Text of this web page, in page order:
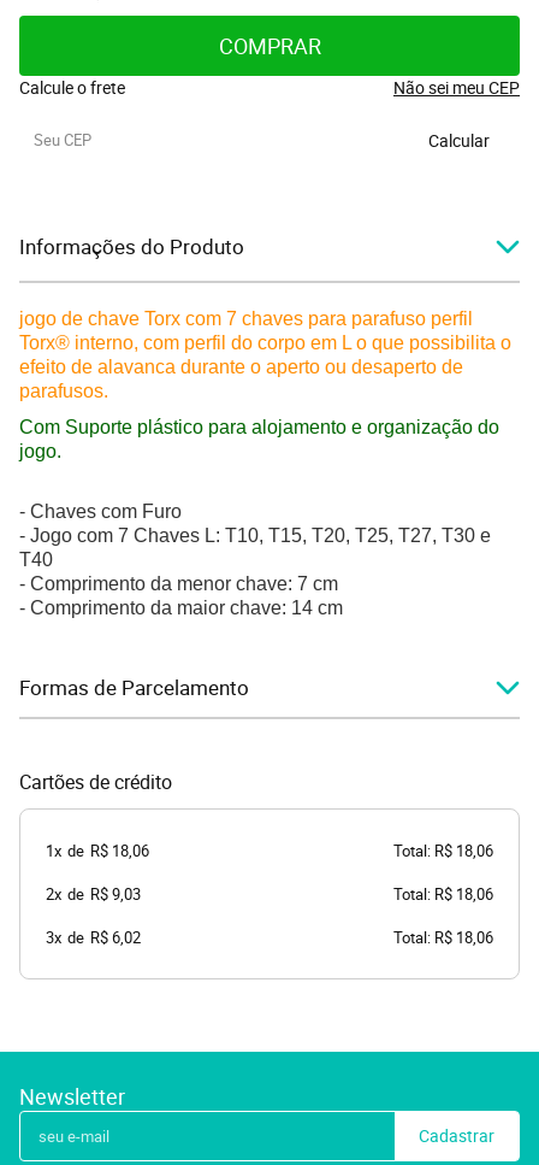
COMPRAR
Calcule o frete Não sei meu CEP
Calcular
Informações do Produto
jogo de chave Torx com 7 chaves para parafuso perfil
Torx® interno, com perfil do corpo em L o que possibilita o
efeito de alavanca durante o aperto ou desaperto de
parafusos.
Com Suporte plástico para alojamento e organização do
jogo.
- Chaves com Furo
- Jogo com 7 Chaves L: T10, T15, T20, T25, T27, T30 e
T40
- Comprimento da menor chave: 7 cm
- Comprimento da maior chave: 14 cm
Formas de Parcelamento
Cartões de crédito
1x de R$ 18,06
Total: R$ 18,06
2x de R$ 9,03
Total: R$ 18,06
3x de R$ 6,02 Total: R$ 18,06
Newsletter
Cadastrar